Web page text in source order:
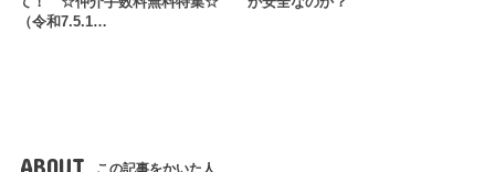
（令和7.5.1…
ABOUT